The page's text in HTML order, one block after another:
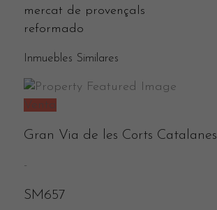
mercat de provençals
reformado
Inmuebles Similares
Venta
Gran Via de les Corts Catalanes
-
SM657